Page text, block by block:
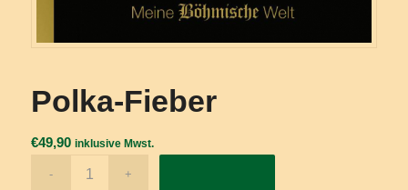
Polka-Fieber
€49,90 inklusive Mwst.